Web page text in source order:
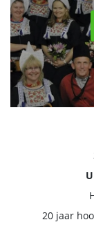
20 jaar